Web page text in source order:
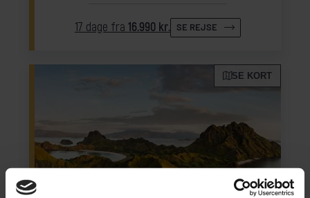
17 dage fra 16.990 kr. SE REJSE
SE KORT